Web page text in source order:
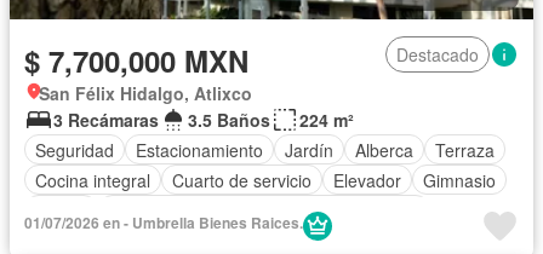
$ 7,700,000 MXN
Destacado
San Félix Hidalgo, Atlixco
3 Recámaras
3.5 Baños
224 m²
Seguridad
Estacionamiento Jardín Alberca
Terraza
Cocina integral
Cuarto de servicio Elevador
Gimnasio
Acceso para personas con discapacidad
Electricidad
01/07/2026 en - Umbrella Bienes Raices.